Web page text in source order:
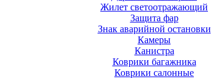
Жилет светоотражающий
Защита фар
Знак аварийной остановки
Камеры
Канистра
Коврики багажника
Коврики салонные